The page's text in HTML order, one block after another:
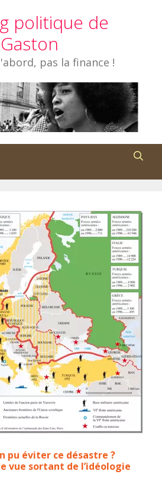
politique de
Gaston
pas la finance !
pu éviter ce désastre ?
vue sortant de l’idéologie